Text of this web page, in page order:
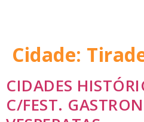
Cidade:
CIDADES
C/FEST.